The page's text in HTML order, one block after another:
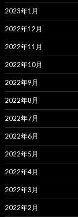
2023年1月
2022年12月
2022年11月
2022年10月
2022年9月
2022年8月
2022年7月
2022年6月
2022年5月
2022年4月
2022年3月
2022年2月